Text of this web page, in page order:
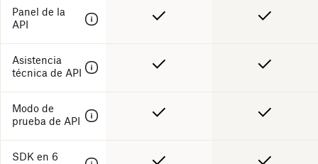
Panel de la
API
Asistencia
técnica de API
Modo de
prueba de API
SDK en 6